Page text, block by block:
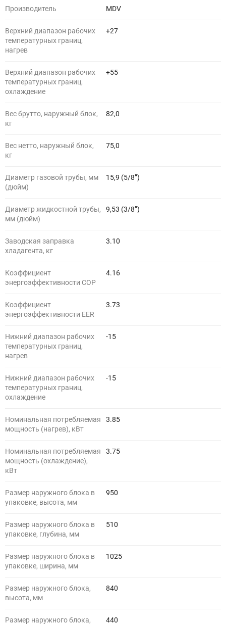
Производитель MDV
Верхний диапазон рабочих
температурных границ,
нагрев
+27
Верхний диапазон рабочих
температурных границ,
охлаждение
+55
Вес брутто, наружный блок,
кг
82,0
Вес нетто, наружный блок,
кг
75,0
Диаметр газовой трубы, мм
(дюйм)
15,9 (5/8”)
Диаметр жидкостной трубы,
мм (дюйм)
9,53 (3/8”)
Заводская заправка
хладагента, кг
3.10
Коэффициент
энергоэффективности COP
4.16
Коэффициент
энергоэффективности EER
3.73
Нижний диапазон рабочих
температурных границ,
нагрев
-15
Нижний диапазон рабочих
температурных границ,
охлаждение
-15
Номинальная потребляемая
мощность (нагрев), кВт
3.85
Номинальная потребляемая
мощность (охлаждение),
кВт
3.75
Размер наружного блока в
упаковке, высота, мм
950
Размер наружного блока в
упаковке, глубина, мм
510
Размер наружного блока в
упаковке, ширина, мм
1025
Размер наружного блока,
высота, мм
840
Размер наружного блока,
440